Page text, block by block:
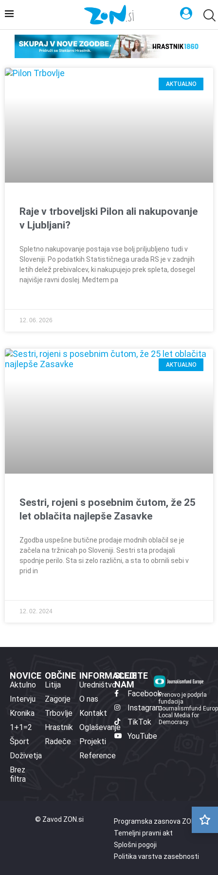
AKTUALNO
Raje v trboveljski Pilon ali nakupovanje
v Ljubljani?
Spletno nakupovanje postaja vse bolj priljubljeno tudi v
Sloveniji. Po podatkih Statističnega urada RS je v zadnjih
letih delež prebivalcev, ki nakupujejo prek spleta, dosegel
najvišje ravni doslej. Medtem pa
12. 06. 2026
AKTUALNO
Sestri, rojeni s posebnim čutom, že 25
let oblačita najlepše Zasavke
Zgodba uspešne butične prodaje modnih oblačil se je
začela na tržnicah po Sloveniji. Sestri sta prodajali
spodnje perilo. Sta si zelo različni, a sta to obrnili sebi v
prid in
12. 02. 2024
NOVICE
Aktulno
Intervju
Kronika
1+1=2
Šport
Doživetja
Brez
filtra
OBČINE
Litija
Zagorje
Trbovlje
Hrastnik
Radeče
INFORMACIJE
Uredništvo
O nas
Kontakt
Oglaševanje
Projekti
Reference
SLEDITE
NAM
Facebook
Instagram
TikTok
YouTube
Prenovo je podprla
fundacija
Journalismfund
Local Media for
Democracy.
© Zavod ZON.si
Programska zasnova ZON
Temeljni pravni akt
Splošni pogoji
Politika varstva zasebnosti